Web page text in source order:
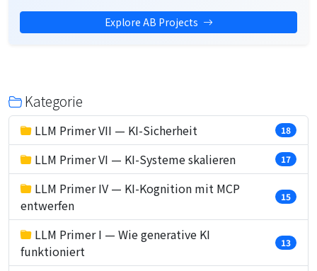
Explore AB Projects
Kategorie
LLM Primer VII — KI-Sicherheit 18
LLM Primer VI — KI-Systeme skalieren 17
LLM Primer IV — KI-Kognition mit MCP
entwerfen
15
LLM Primer I — Wie generative KI
funktioniert
13